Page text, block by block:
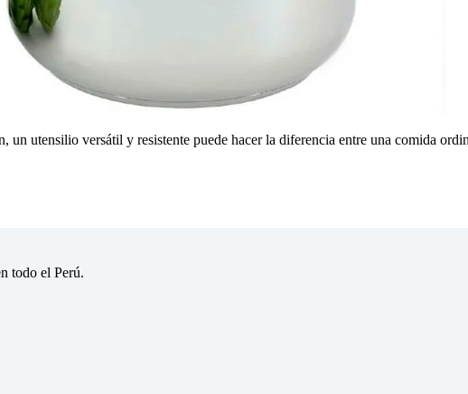
un utensilio versátil y resistente puede hacer la diferencia entre una comida
todo el Perú.